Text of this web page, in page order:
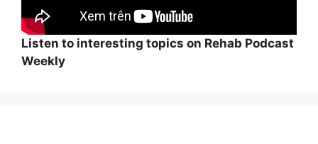
Listen to interesting topics on Rehab Podcast
Weekly